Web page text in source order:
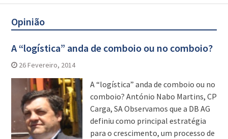
Opinião
A “logística” anda de comboio ou no comboio?
26 Fevereiro, 2014
A “logística” anda de comboio ou no
comboio? António Nabo Martins, CP
Carga, SA Observamos que a DB AG
definiu como principal estratégia
para o crescimento, um processo de